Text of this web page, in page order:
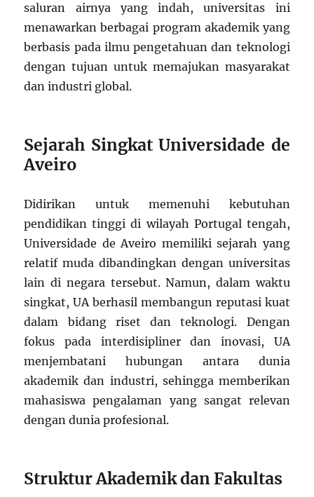
saluran airnya yang indah, universitas ini
menawarkan berbagai program akademik yang
berbasis pada ilmu pengetahuan dan teknologi
dengan tujuan untuk memajukan masyarakat
dan industri global.
Sejarah Singkat Universidade de
Aveiro
Didirikan untuk memenuhi kebutuhan
pendidikan tinggi di wilayah Portugal tengah,
Universidade de Aveiro memiliki sejarah yang
relatif muda dibandingkan dengan universitas
lain di negara tersebut. Namun, dalam waktu
singkat, UA berhasil membangun reputasi kuat
dalam bidang riset dan teknologi. Dengan
fokus pada interdisipliner dan inovasi, UA
menjembatani hubungan antara dunia
akademik dan industri, sehingga memberikan
mahasiswa pengalaman yang sangat relevan
dengan dunia profesional.
Struktur Akademik dan Fakultas